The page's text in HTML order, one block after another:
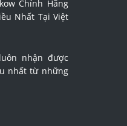
Chính Hãng
Nhất Tại Việt
nhận được
nhất từ những